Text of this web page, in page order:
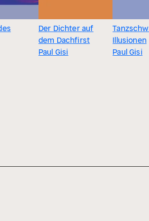
Der Dichter auf
dem Dachfirst
Paul Gisi
Illusionen
Paul Gisi